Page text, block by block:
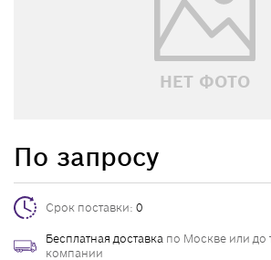
НЕТ ФОТО
По запросу
Срок поставки: 0
Бесплатная доставка по Москве или до
компании